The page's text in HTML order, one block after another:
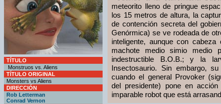
TÍTULO
Monstruos vs. Aliens
TÍTULO ORIGINAL
Monsters vs Aliens
DIRECCIÓN
Rob Letterman
Conrad Vernon
meteorito lleno de pringue
los 15 metros de altura, la
de contención secreta del
Genórmica) se ve rodeada de
inteligente, aunque con
machote medio simio medio
indestructible B.O.B.; y la
Insectosaurio. Sin embargo,
cuando el general Provoker
del presidente) pone en
imparable robot que está